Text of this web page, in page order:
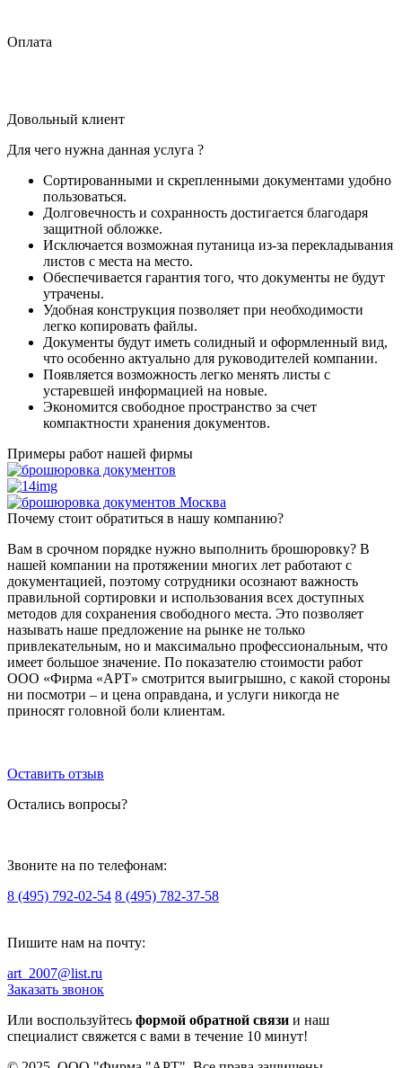
Оплата
Довольный клиент
Для чего нужна данная услуга ?
Сортированными и скрепленными документами удобно
пользоваться.
Долговечность и сохранность достигается благодаря
защитной обложке.
Исключается возможная путаница из-за перекладывания
листов с места на место.
Обеспечивается гарантия того, что документы не будут
утрачены.
Удобная конструкция позволяет при необходимости
легко копировать файлы.
Документы будут иметь солидный и оформленный вид,
что особенно актуально для руководителей компании.
Появляется возможность легко менять листы с
устаревшей информацией на новые.
Экономится свободное пространство за счет
компактности хранения документов.
Примеры работ нашей фирмы
Почему стоит обратиться в нашу компанию?
Вам в срочном порядке нужно выполнить брошюровку? В
нашей компании на протяжении многих лет работают с
документацией, поэтому сотрудники осознают важность
правильной сортировки и использования всех доступных
методов для сохранения свободного места. Это позволяет
называть наше предложение на рынке не только
привлекательным, но и максимально профессиональным, что
имеет большое значение. По показателю стоимости работ
ООО «Фирма «АРТ» смотрится выигрышно, с какой стороны
ни посмотри – и цена оправдана, и услуги никогда не
приносят головной боли клиентам.
Оставить отзыв
Остались вопросы?
Звоните на по телефонам:
8 (495) 792-02-54 8 (495) 782-37-58
Пишите нам на почту:
art_2007@list.ru
Заказать звонок
Или воспользуйтесь формой обратной связи и наш
специалист свяжется с вами в течение 10 минут!